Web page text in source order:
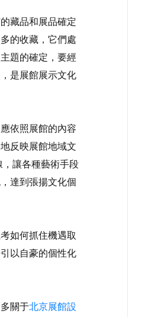
藏品和展品確定
的收藏，它們處
題的確定，要經
是展館展示文化
依照展館的內容
反映展館地域文
讓各種藝術手段
達到張揚文化個
如何抓住機遇取
以自豪的個性化
關于北京展館設